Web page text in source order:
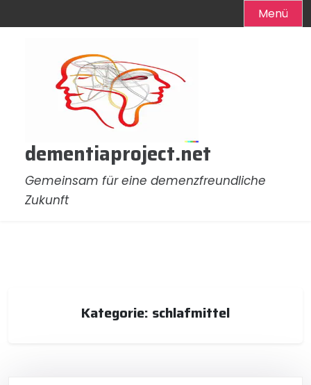
Menü
dementiaproject.net
Gemeinsam für eine demenzfreundliche
Zukunft
Kategorie: schlafmittel